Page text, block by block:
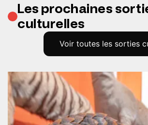
Les prochaines
culturelles
Voir toutes les sorties